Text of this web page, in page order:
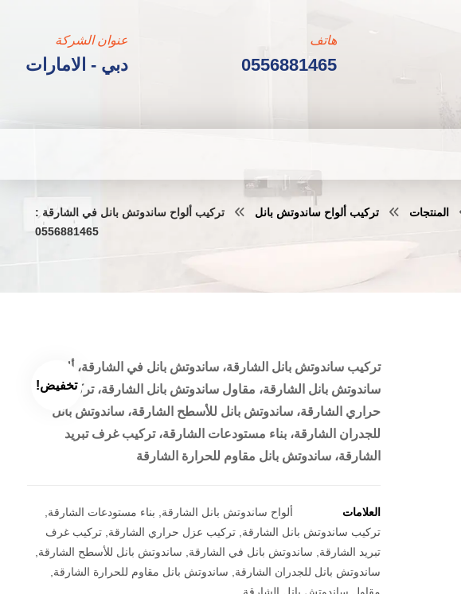
عنوان الشركة
دبي - الامارات
هاتف
0556881465
المنتجات تركيب ألواح ساندوتش بانل
تركيب ألواح ساندوتش بانل في الشارقة :
0556881465
تخفيض!
تركيب ساندوتش بانل الشارقة، ساندوتش بانل في الشارقة، ألواح
ساندوتش بانل الشارقة، مقاول ساندوتش بانل الشارقة، تركيب عزل
حراري الشارقة، ساندوتش بانل للأسطح الشارقة، ساندوتش بانل
للجدران الشارقة، بناء مستودعات الشارقة، تركيب غرف تبريد
الشارقة، ساندوتش بانل مقاوم للحرارة الشارقة
العلامات ألواح ساندوتش بانل الشارقة بناء مستودعات الشارقة
تركيب ساندوتش بانل الشارقة ,تركيب عزل حراري الشارقة ,تركيب غرف
تبريد الشارقة
ساندوتش بانل في الشارقة ساندوتش بانل للأسطح الشارقة
ساندوتش بانل للجدران الشارقة
ساندوتش بانل مقاوم للحرارة الشارقة